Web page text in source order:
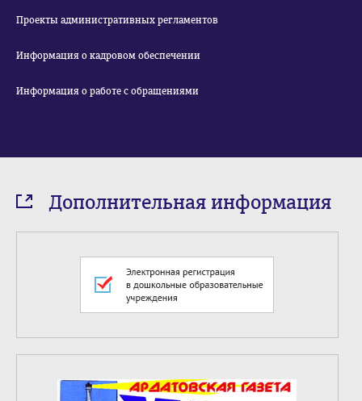
Проекты административных регламентов
Информация о кадровом обеспечении
Информация о работе с обращениями
Дополнительная информация